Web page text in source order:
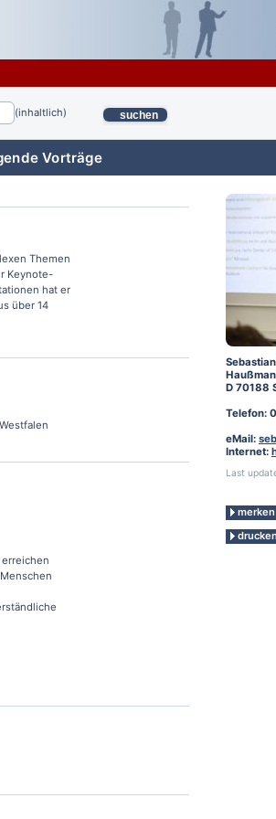
(inhaltlich) suchen
Vorträge
Themen
Keynote-
hat er
über 14
D 70188
Telefon:
eMail:
Internet:
Last
merken
drucken